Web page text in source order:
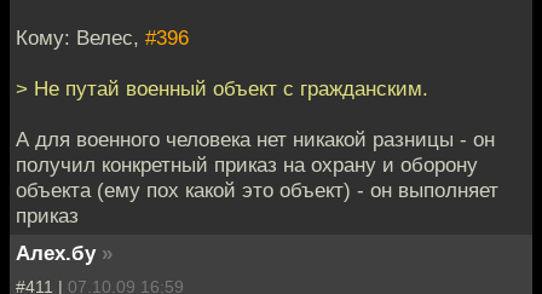
Кому: Велес, #396
> Не путай военный объект с гражданским.
А для военного человека нет никакой разницы - он
получил конкретный приказ на охрану и оборону
объекта (ему пох какой это объект) - он выполняет
приказ
Алех.бу »
#411 | 07.10.09 16:59